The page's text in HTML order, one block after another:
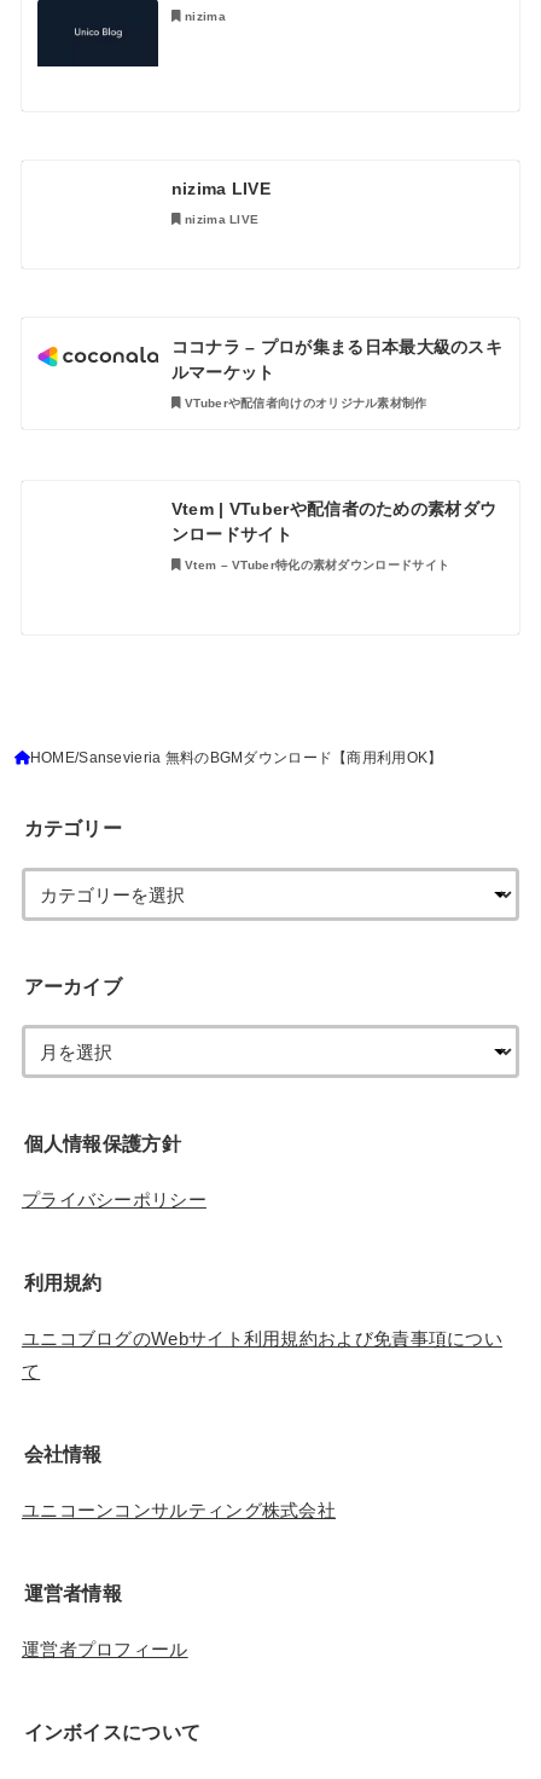
nizima
nizima LIVE
nizima LIVE
ココナラ – プロが集まる日本最大級のスキ
ルマーケット
VTuberや配信者向けのオリジナル素材制作
Vtem | VTuberや配信者のための素材ダウ
ンロードサイト
Vtem – VTuber特化の素材ダウンロードサイト
HOME Sansevieria 無料のBGMダウンロード【商用利用OK】
カテゴリー
アーカイブ
個人情報保護方針
プライバシーポリシー
利用規約
ユニコブログのWebサイト利用規約および免責事項につい
て
会社情報
ユニコーンコンサルティング株式会社
運営者情報
運営者プロフィール
インボイスについて